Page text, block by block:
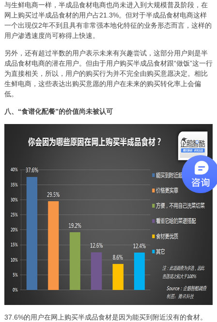
与生鲜电商一样，半成品食材电商也尚未进入到大规模普及阶段，在
网上购买过半成品食材的用户占21.3%。但对于半成品食材电商这样
一个出现仅2年不到且具有非常强本地化特征的业务形态而言，这样的
用户渗透速度尚可称得上快速。
另外，还有超过半数的用户表示未来有兴趣尝试，这部分用户则是半
成品食材电商的潜在用户。但由于用户购买半成品食材跟“做饭”这一行
为直接相关，所以，用户的购买行为并不完全由购买意愿决定。相比
生鲜电商，这些表达出购买意愿的用户在未来的购买转化率上会偏
低。
八、“食谱化配餐”的价值尚未被认可
37.6%的用户在网上购买半成品食材是因为能买到附近没有的食材。